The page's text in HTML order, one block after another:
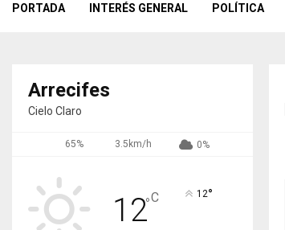
PORTADA INTERÉS GENERAL POLÍTICA
Arrecifes
Cielo Claro
65% 3.5km/h 0%
12°C 12°